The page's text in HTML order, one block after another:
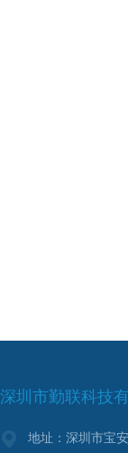
深圳市勤联科技
地址：深圳市宝